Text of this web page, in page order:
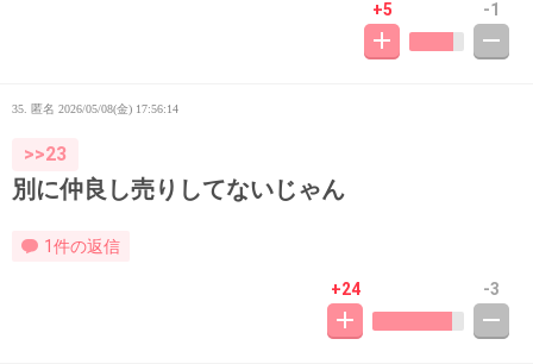
+5 -1
35. 匿名 2026/05/08(金) 17:56:14
>>23
別に仲良し売りしてないじゃん
1件の返信
+24 -3